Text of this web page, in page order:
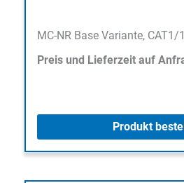
MC-NR Base Variante, CAT1/
Preis und Lieferzeit auf
Produkt